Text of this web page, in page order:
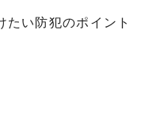
い防犯のポイント